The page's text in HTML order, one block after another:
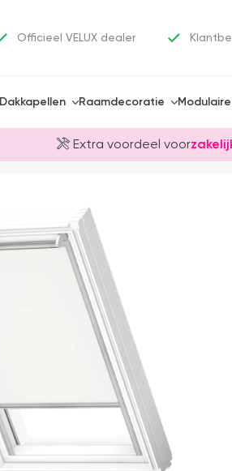
Officieel VELUX dealer
Dakkapellen Raamdecoratie
Extra voordeel voor